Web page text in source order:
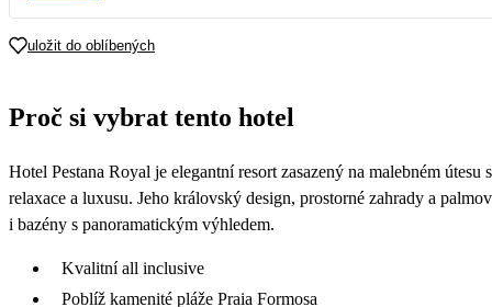
uložit do oblíbených
Proč si vybrat tento hotel
Hotel Pestana Royal je elegantní resort zasazený na malebném
relaxace a luxusu. Jeho královský design, prostorné zahrady a
i bazény s panoramatickým výhledem.
Kvalitní all inclusive
Poblíž kamenité pláže Praia Formosa